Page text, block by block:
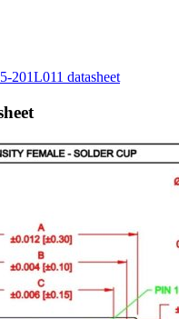
201L011 datasheet